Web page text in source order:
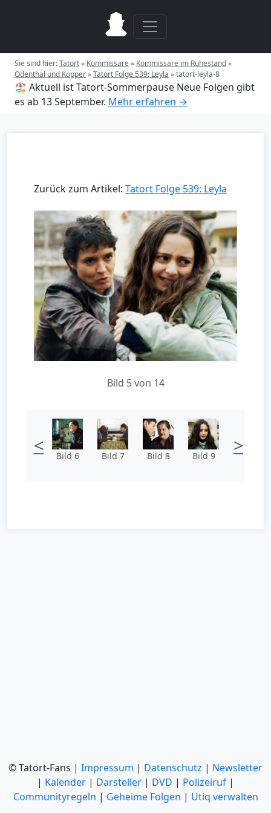
Sie sind hier:Tatort» Kommissare» Kommissare im Ruhestand»
Odenthal und Kopper»Tatort Folge 539: Leyla »tatort-leyla-8
🏖️ Aktuell ist Tatort-Sommerpause Neue Folgen gibt
es ab 13 September. Mehr erfahren →
Zurück zum Artikel: Tatort Folge 539: Leyla
Bild 5 von 14
< Bild 6 Bild 7 Bild 8 Bild 9 >
© Tatort-Fans | Impressum | Datenschutz | Newsletter
| Kalender | Darsteller | DVD | Polizeiruf |
Communityregeln | Geheime Folgen | Utiq verwalten